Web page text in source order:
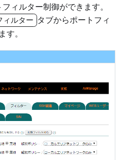
ィルター制御ができます。
ィルター タブからポートフィ
。